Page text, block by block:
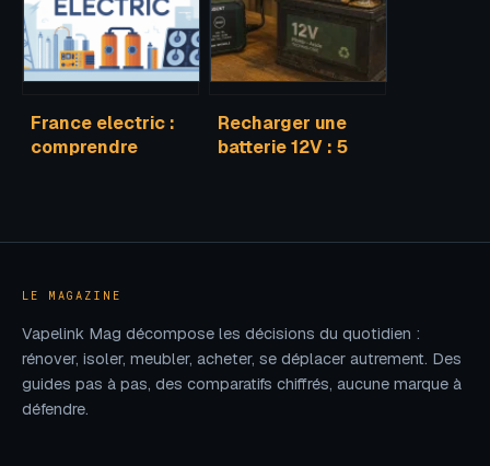
France electric :
comprendre
Recharger une
batterie 12V : 5
dommages
LE MAGAZINE
Vapelink Mag décompose les décisions du quotidien :
rénover, isoler, meubler, acheter, se déplacer autrement. Des
guides pas à pas, des comparatifs chiffrés, aucune marque à
défendre.